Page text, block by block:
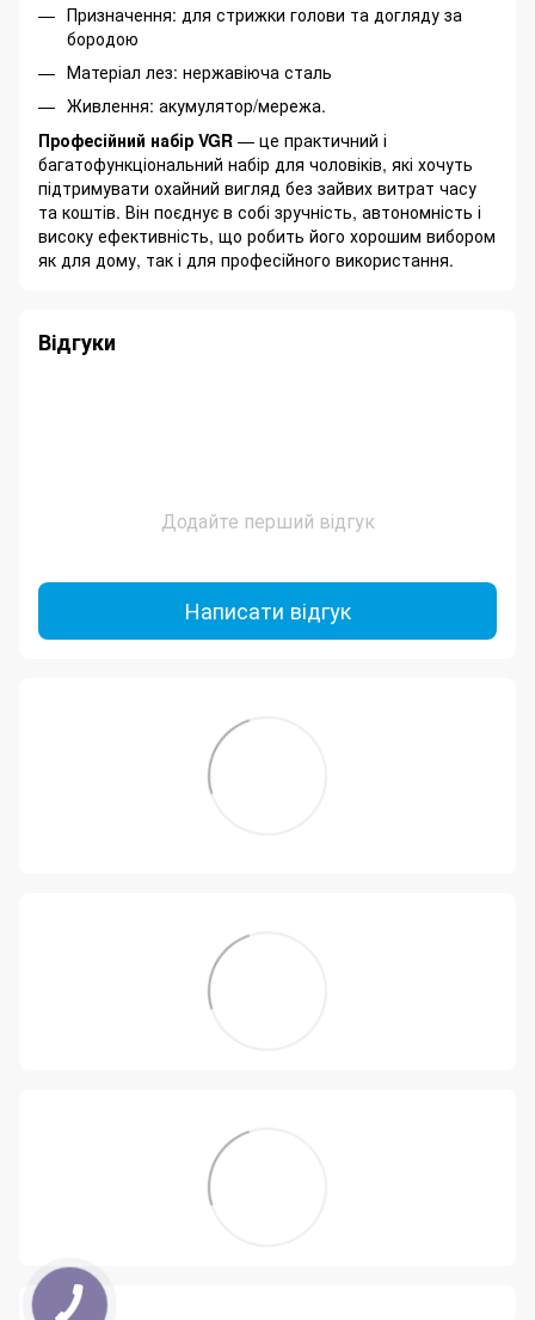
Призначення: для стрижки голови та догляду за
бородою
Матеріал лез: нержавіюча сталь
Живлення: акумулятор/мережа.
Професійний набір VGR — це практичний і
багатофункціональний набір для чоловіків, які хочуть
підтримувати охайний вигляд без зайвих витрат часу
та коштів. Він поєднує в собі зручність, автономність і
високу ефективність, що робить його хорошим вибором
як для дому, так і для професійного використання.
Відгуки
Додайте перший відгук
Написати відгук